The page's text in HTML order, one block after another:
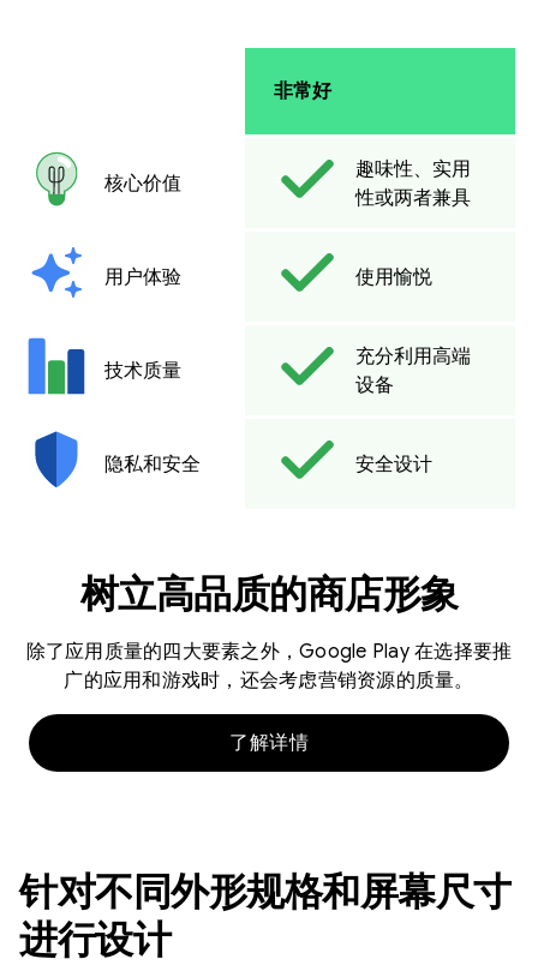
非常好
核心价值
趣味性、实用
性或两者兼具
用户体验 使用愉悦
技术质量
充分利用高端
设备
隐私和安全 安全设计
树立高品质的商店形象
除了应用质量的四大要素之外，Google Play 在选择要推
广的应用和游戏时，还会考虑营销资源的质量。
了解详情
针对不同外形规格和屏幕尺寸
进行设计